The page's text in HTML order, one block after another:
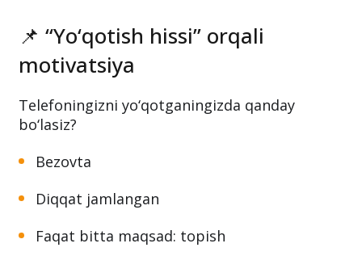
📌 “Yo‘qotish hissi” orqali
motivatsiya
Telefoningizni yo‘qotganingizda qanday
bo‘lasiz?
Bezovta
Diqqat jamlangan
Faqat bitta maqsad: topish